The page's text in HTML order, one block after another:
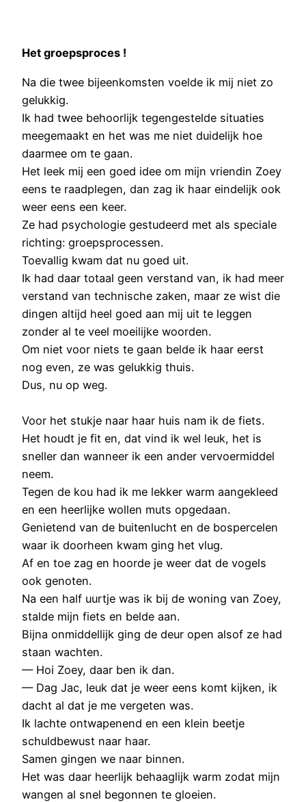
Het groepsproces !
Na die twee bijeenkomsten voelde ik mij niet zo
gelukkig.
Ik had twee behoorlijk tegengestelde situaties
meegemaakt en het was me niet duidelijk hoe
daarmee om te gaan.
Het leek mij een goed idee om mijn vriendin Zoey
eens te raadplegen, dan zag ik haar eindelijk ook
weer eens een keer.
Ze had psychologie gestudeerd met als speciale
richting: groepsprocessen.
Toevallig kwam dat nu goed uit.
Ik had daar totaal geen verstand van, ik had meer
verstand van technische zaken, maar ze wist die
dingen altijd heel goed aan mij uit te leggen
zonder al te veel moeilijke woorden.
Om niet voor niets te gaan belde ik haar eerst
nog even, ze was gelukkig thuis.
Dus, nu op weg.
Voor het stukje naar haar huis nam ik de fiets.
Het houdt je fit en, dat vind ik wel leuk, het is
sneller dan wanneer ik een ander vervoermiddel
neem.
Tegen de kou had ik me lekker warm aangekleed
en een heerlijke wollen muts opgedaan.
Genietend van de buitenlucht en de bospercelen
waar ik doorheen kwam ging het vlug.
Af en toe zag en hoorde je weer dat de vogels
ook genoten.
Na een half uurtje was ik bij de woning van Zoey,
stalde mijn fiets en belde aan.
Bijna onmiddellijk ging de deur open alsof ze had
staan wachten.
— Hoi Zoey, daar ben ik dan.
— Dag Jac, leuk dat je weer eens komt kijken, ik
dacht al dat je me vergeten was.
Ik lachte ontwapenend en een klein beetje
schuldbewust naar haar.
Samen gingen we naar binnen.
Het was daar heerlijk behaaglijk warm zodat mijn
wangen al snel begonnen te gloeien.